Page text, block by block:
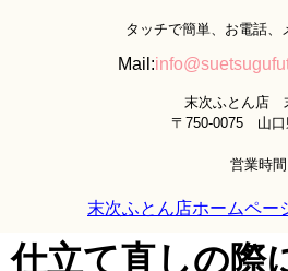
タッチで簡単、お電話、
Mail:
末次ふとん店
〒750-0075 山口
営業時
末次ふとん店ホームペー
仕立て直しの際